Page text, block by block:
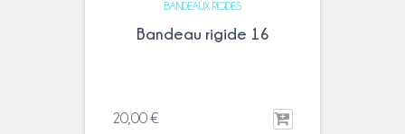
BANDEAUX RIGIDES
Bandeau rigide 16
20,00€